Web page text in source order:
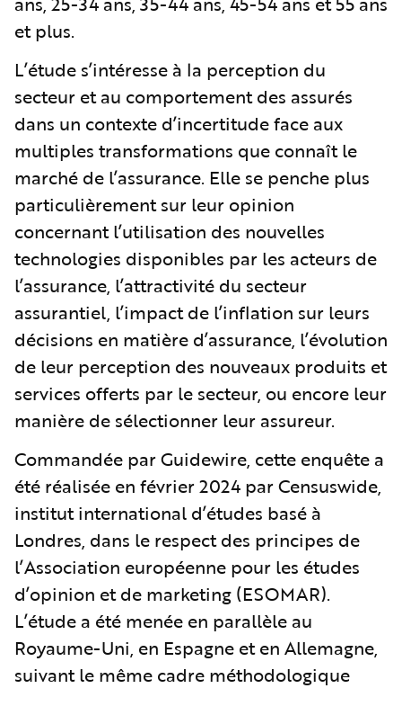
et plus.
L’étude s’intéresse à la perception du
secteur et au comportement des assurés
dans un contexte d’incertitude face aux
multiples transformations que connaît le
marché de l’assurance. Elle se penche plus
particulièrement sur leur opinion
concernant l’utilisation des nouvelles
technologies disponibles par les acteurs de
l’assurance, l’attractivité du secteur
assurantiel, l’impact de l’inflation sur leurs
décisions en matière d’assurance, l’évolution
de leur perception des nouveaux produits et
services offerts par le secteur, ou encore leur
manière de sélectionner leur assureur.
Commandée par Guidewire, cette enquête a
été réalisée en février 2024 par Censuswide,
institut international d’études basé à
Londres, dans le respect des principes de
l’Association européenne pour les études
d’opinion et de marketing (ESOMAR).
L’étude a été menée en parallèle au
Royaume-Uni, en Espagne et en Allemagne,
suivant le même cadre méthodologique